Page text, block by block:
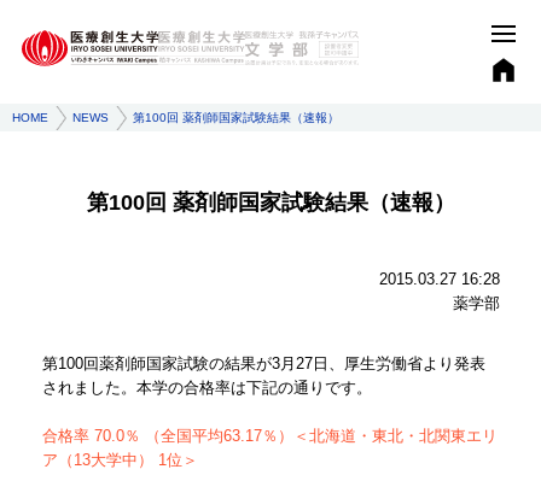
HOME NEWS 第100回 薬剤師国家試験結果（速報）
第100回 薬剤師国家試験結果（速報）
2015.03.27 16:28
薬学部
第100回薬剤師国家試験の結果が3月27日、厚生労働省より発表
されました。本学の合格率は下記の通りです。
合格率 70.0％ （全国平均63.17％）＜北海道・東北・北関東エリ
ア（13大学中） 1位＞